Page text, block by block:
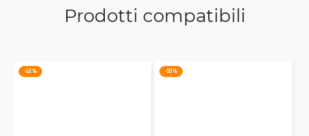
Prodotti compatibili
-12 % -10 %